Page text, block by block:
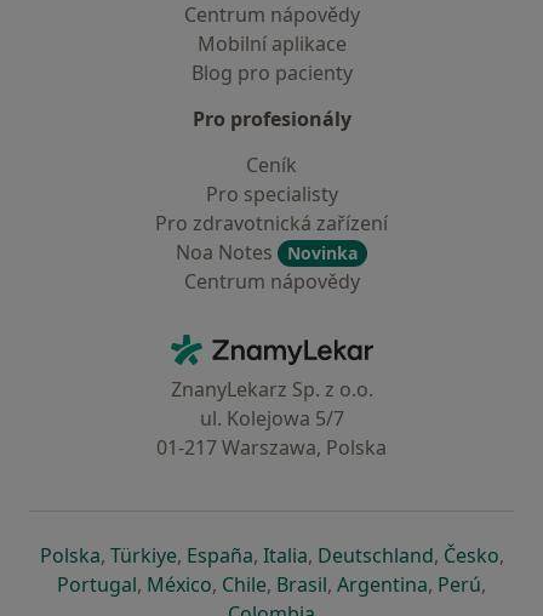
Centrum nápovědy
Mobilní aplikace
Blog pro pacienty
Pro profesionály
Ceník
Pro specialisty
Pro zdravotnická zařízení
Noa Notes
Novinka
Centrum nápovědy
ZnamyLekar - Hlavní stránka
ZnanyLekarz Sp. z o.o.
ul. Kolejowa 5/7
01-217 Warszawa, Polska
Polskase otevře v nové záložce
, Türkiyese otevře v nové záložce
, Españase otevře v nové záložce
, Italiase otevře v nové záložce
, Deutschlandse otevře v
, Českose
,
Portugalse otevře v nové záložce
, Méxicose otevře v nové záložce
, Chilese otevře v nové záložce
, Brasilse otevře v nové
, Argentinase otevře v
, Perúse
,